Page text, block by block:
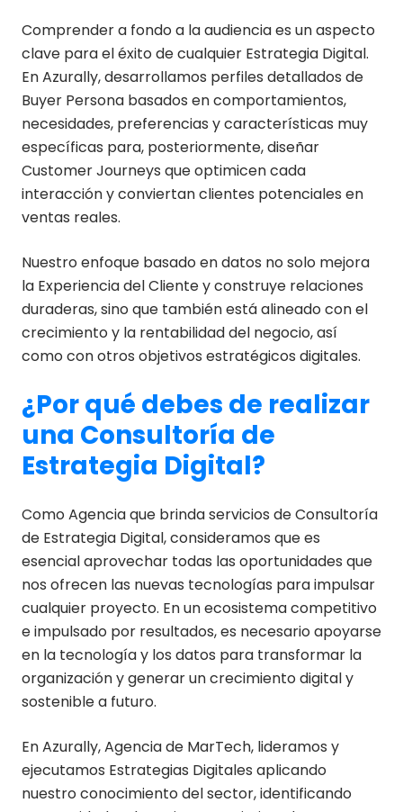
Comprender a fondo a la audiencia es un aspecto
clave para el éxito de cualquier Estrategia Digital.
En Azurally, desarrollamos perfiles detallados de
Buyer Persona basados en comportamientos,
necesidades, preferencias y características muy
específicas para, posteriormente, diseñar
Customer Journeys que optimicen cada
interacción y conviertan clientes potenciales en
ventas reales.
Nuestro enfoque basado en datos no solo mejora
la Experiencia del Cliente y construye relaciones
duraderas, sino que también está alineado con el
crecimiento y la rentabilidad del negocio, así
como con otros objetivos estratégicos digitales.
¿Por qué debes de realizar
una Consultoría de
Estrategia Digital?
Como Agencia que brinda servicios de Consultoría
de Estrategia Digital, consideramos que es
esencial aprovechar todas las oportunidades que
nos ofrecen las nuevas tecnologías para impulsar
cualquier proyecto. En un ecosistema competitivo
e impulsado por resultados, es necesario apoyarse
en la tecnología y los datos para transformar la
organización y generar un crecimiento digital y
sostenible a futuro.
En Azurally, Agencia de MarTech, lideramos y
ejecutamos Estrategias Digitales aplicando
nuestro conocimiento del sector, identificando